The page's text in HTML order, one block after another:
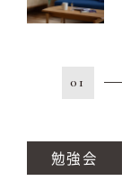
01
勉強会